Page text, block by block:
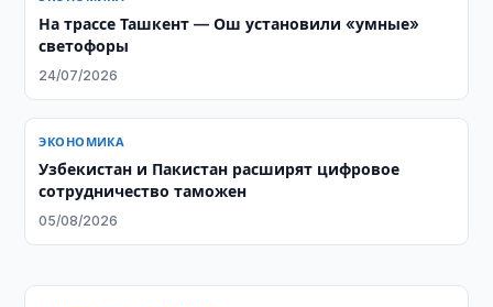
На трассе Ташкент — Ош установили «умные»
светофоры
24/07/2026
ЭКОНОМИКА
Узбекистан и Пакистан расширят цифровое
сотрудничество таможен
05/08/2026